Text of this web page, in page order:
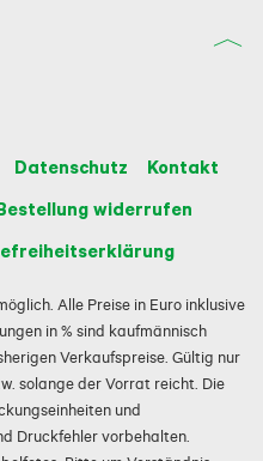
Datenschutz
Kontakt
widerrufen
Alle Preise in Euro inklusive
in % sind kaufmännisch
Verkaufspreise. Gültig nur
solange der Vorrat reicht. Die
und
Druckfehler vorbehalten.